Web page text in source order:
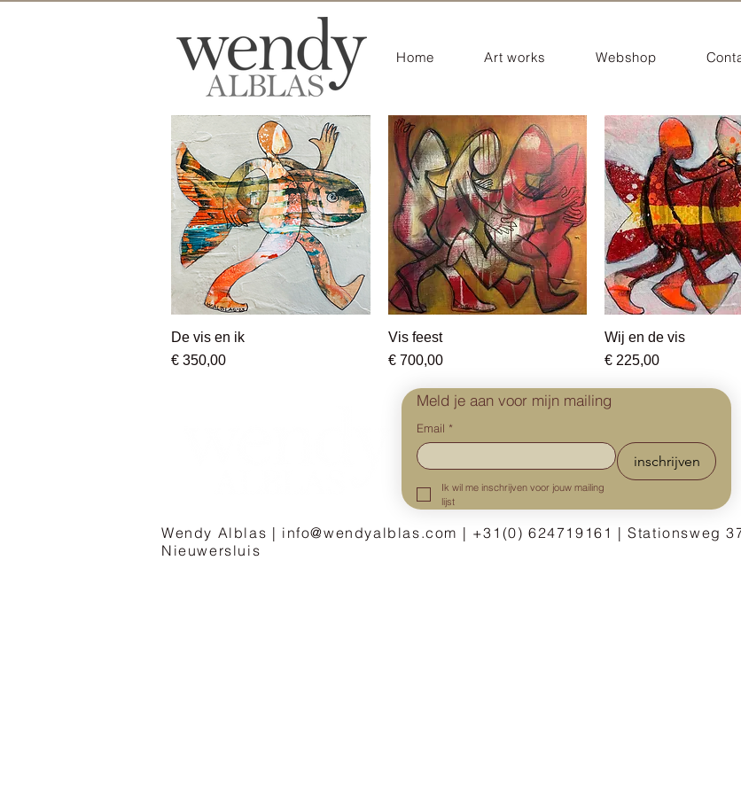
Home Art works Webshop
Snel overzicht
De vis en ik
Prijs
€ 350,00
Vis feest
Prijs
€ 700,00
Snel overzicht
Wij en de vis
Prijs
€ 225,00
Meld je aan voor mijn mailing
Email *
inschrijven
Ik wil me inschrijven voor jouw mailing
lijst
Wendy Alblas | info@wendyalblas.com | +31(0) 624719161 | Stationsweg
Nieuwersluis